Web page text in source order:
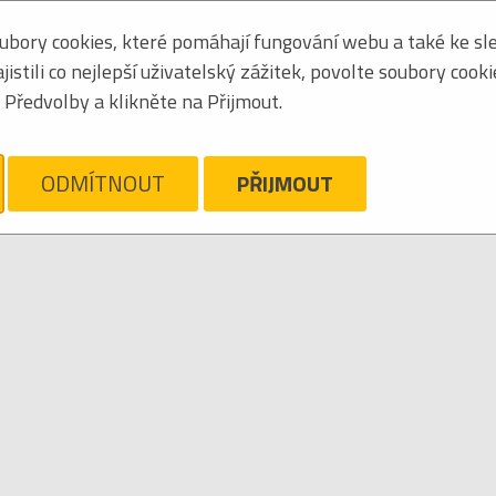
Seřadit podle: jména
výpis
SERIÁL
cookies, které pomáhají fungování webu a také ke
co nejlepší uživatelský zážitek, povolte soubory
a klikněte na Přijmout.
ODMÍTNOUT PŘIJMOUT